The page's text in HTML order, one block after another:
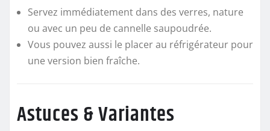
Servez immédiatement dans des verres, nature
ou avec un peu de cannelle saupoudrée.
Vous pouvez aussi le placer au réfrigérateur pour
une version bien fraîche.
Astuces & Variantes